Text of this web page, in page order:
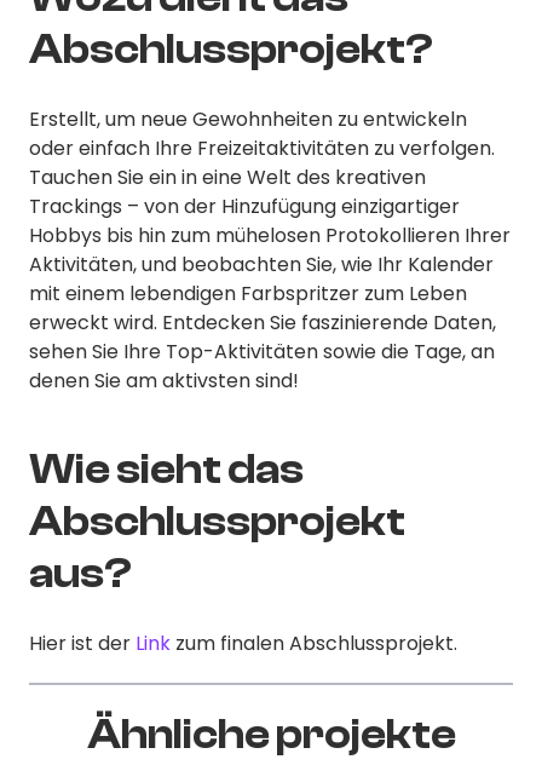
Abschlussprojekt?
Erstellt, um neue Gewohnheiten zu entwickeln
oder einfach Ihre Freizeitaktivitäten zu verfolgen.
Tauchen Sie ein in eine Welt des kreativen
Trackings – von der Hinzufügung einzigartiger
Hobbys bis hin zum mühelosen Protokollieren Ihrer
Aktivitäten, und beobachten Sie, wie Ihr Kalender
mit einem lebendigen Farbspritzer zum Leben
erweckt wird. Entdecken Sie faszinierende Daten,
sehen Sie Ihre Top-Aktivitäten sowie die Tage, an
denen Sie am aktivsten sind!
Wie sieht das
Abschlussprojekt
aus?
Hier ist der Link zum finalen Abschlussprojekt.
Ähnliche projekte